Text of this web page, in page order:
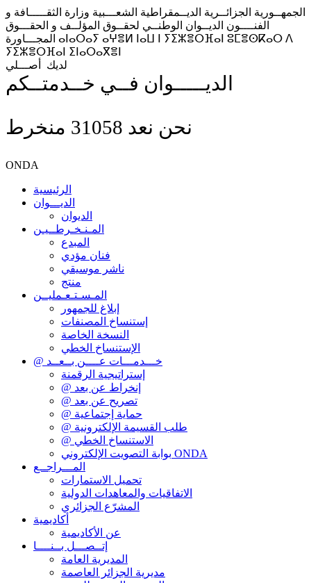
الجمهــورية الجزائــرية الديــمقراطية الشعـــبية وزارة الثقـــــافة و
الفنــــون الديــوان الوطنــي لحقــوق المؤلــف و الحقـــوق
المجـــاورة ⴰⵏⴰⵔⴰⵢ ⴰⵖⴻⵍ ⵏⴰⵡ ⵏ ⵢⵉⵣⴻⵔⴼⴰⵏ ⵓⵎⴻⵙⴽⴰⵔ ⴷ
ⵢⵉⵣⴻⵔⴼⴰⵏ ⵉⵏⴰⵔⴰⴳⴻⵏ
لديك
أصـــلي
الديـــــوان فــي خــدمتــكم
نحن نعد 31058 منخرط
ONDA
الرئيسية
الديـــوان
الديوان
المـنـخـرطــيـن
المبدع
فنان مؤدي
ناشر موسيقي
منتج
المـسـتـعـمليــن
إبلاغ للجمهور
إستنساخ المصنفات
النسخة الخاصة
الإستنساخ الخطي
@ خـــدمـــات عــــن بــعــد
إستراتيجية الرقمنة
@ إنخراط عن بعد
@ تصريح عن بعد
@ حماية إجتماعية
@ طلب القسيمة الإلكترونية
@ الاستنساخ الخطي
بوابة التصويت الإلكتروني ONDA
المـــراجــع
تحميل الاستمارات
الاتفاقيات والمعاهدات الدولية
المشرّع الجزائري
أكاديمية
عن الأكاديمية
إتــصـــل بــنــــا
المديرية العامة
مديرية الجزائر العاصمة